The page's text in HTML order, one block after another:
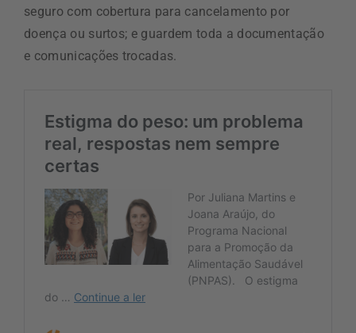
seguro com cobertura para cancelamento por
doença ou surtos; e guardem toda a documentação
e comunicações trocadas.